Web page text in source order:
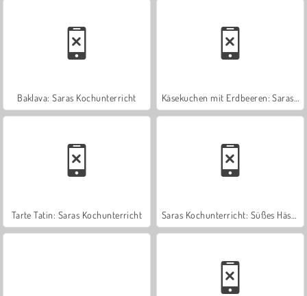
Baklava: Saras Kochunterricht
Tarte Tatin: Saras Kochunterricht